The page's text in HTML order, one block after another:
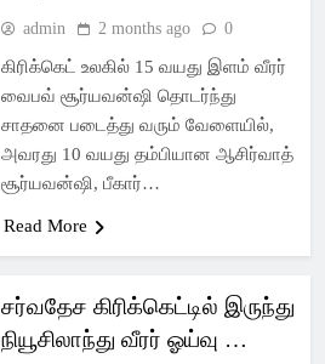
admin 2 months ago 0
கிரிக்கெட் உலகில் 15 வயது இளம் வீரர்
வைபவ் சூர்யவன்ஷி தொடர்ந்து
சாதனை படைத்து வரும் வேளையில்,
அவரது 10 வயது தம்பியான ஆசிர்வாத்
சூர்யவன்ஷி, பீகார்…
Read More
சர்வதேச கிரிக்கெட்டில் இருந்து
நியூசிலாந்து வீரர் ஓய்வு …